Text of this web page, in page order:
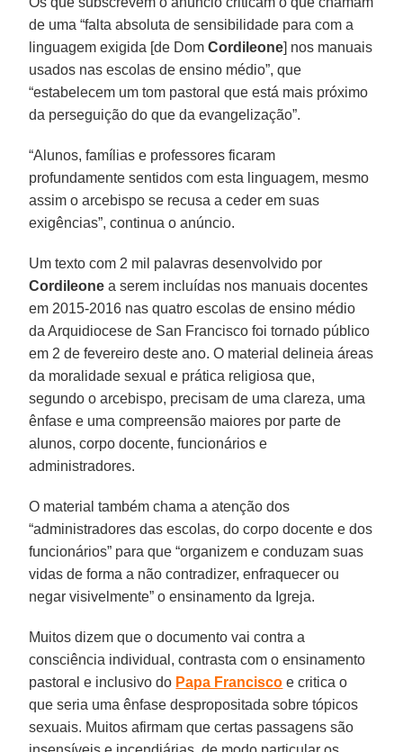
de uma “falta absoluta de sensibilidade para com a
linguagem exigida [de DomCordileone] nos manuais
usados nas escolas de ensino médio”, que
“estabelecem um tom pastoral que está mais próximo
da perseguição do que da evangelização”.
“Alunos, famílias e professores ficaram
profundamente sentidos com esta linguagem, mesmo
assim o arcebispo se recusa a ceder em suas
exigências”, continua o anúncio.
Um texto com 2 mil palavras desenvolvido por
Cordileone a serem incluídas nos manuais docentes
em 2015-2016 nas quatro escolas de ensino médio
da Arquidiocese de San Francisco foi tornado público
em 2 de fevereiro deste ano. O material delineia áreas
da moralidade sexual e prática religiosa que,
segundo o arcebispo, precisam de uma clareza, uma
ênfase e uma compreensão maiores por parte de
alunos, corpo docente, funcionários e
administradores.
O material também chama a atenção dos
“administradores das escolas, do corpo docente e dos
funcionários” para que “organizem e conduzam suas
vidas de forma a não contradizer, enfraquecer ou
negar visivelmente” o ensinamento da Igreja.
Muitos dizem que o documento vai contra a
consciência individual, contrasta com o ensinamento
pastoral e inclusivo do Papa Francisco e critica o
que seria uma ênfase despropositada sobre tópicos
sexuais. Muitos afirmam que certas passagens são